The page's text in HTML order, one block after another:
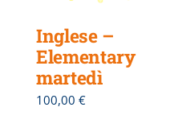
Inglese –
Elementary
martedì
100,00 €